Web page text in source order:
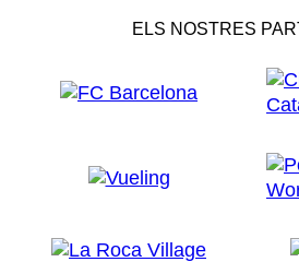
ELS NOSTRES